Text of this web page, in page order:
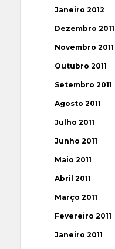
Janeiro 2012
Dezembro 2011
Novembro 2011
Outubro 2011
Setembro 2011
Agosto 2011
Julho 2011
Junho 2011
Maio 2011
Abril 2011
Março 2011
Fevereiro 2011
Janeiro 2011